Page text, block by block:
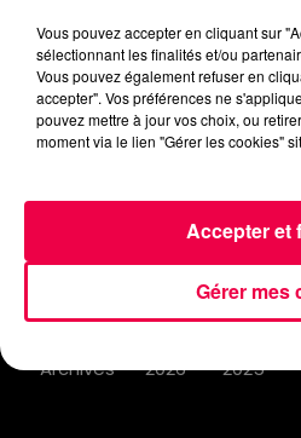
AGENDA
JEUX
CINÉMA
DIRECT
Mentions Légales
Archives 2026 2025
Vous pouvez accepter en cliquant sur
sélectionnant les finalités et/ou
Vous pouvez également refuser en
accepter". Vos préférences ne
pouvez mettre à jour vos choix, ou
moment via le lien "Gérer les cookies"
Gérer mes
Accepter et